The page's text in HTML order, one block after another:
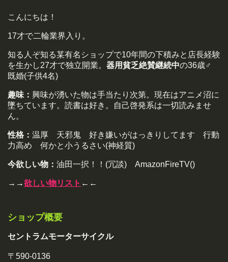
こんにちは！
17才で二輪業界入り。
知る人ぞ知る某有名ショップで10年間の下積みと店長経験
を生かし27才で独立開業。 器用貧乏絶賛継続中の36歳♂
既婚(子供4名)
趣味： 興味が湧いた物は手当たり次第。現在はアニメ沼に
墜ちています。読書は好き。自己啓発系は一切読みませ
ん。
性格： 温厚 天邪鬼 好き嫌いがはっきりしてます 行動
力高め 何かと小うるさい(神経質)
今欲しい物： 油田一択！！(冗談) AmazonFireTV()
→→欲しい物リスト ←←
ショップ概要
セントラムモーターサイクル
〒590-0136